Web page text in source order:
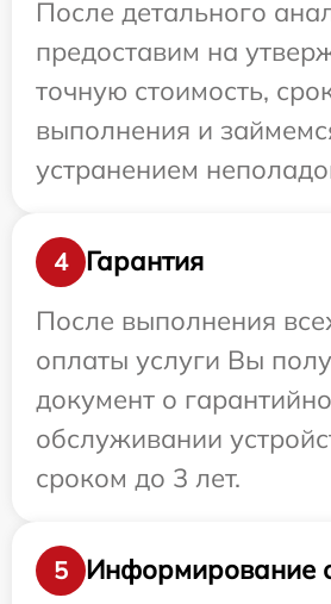
После детального
предоставим на
точную стоимость,
выполнения и
устранением
4
Гарантия
После выполнения
оплаты услуги Вы
документ о
обслуживании
сроком до 3 лет.
5
Информирование